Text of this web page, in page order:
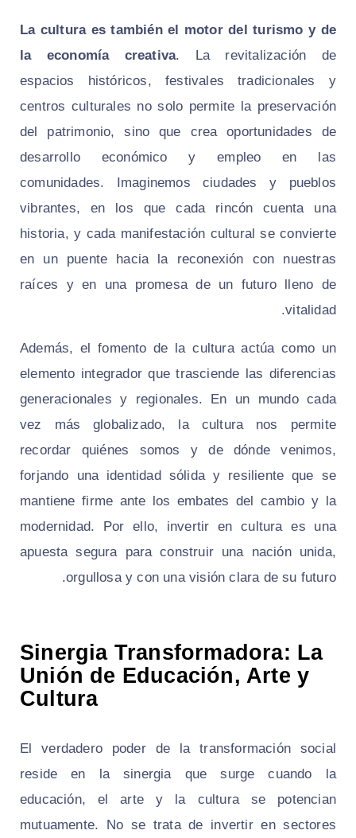
La cultura es también el motor del turismo y de
la economía creativa. La revitalización de
espacios históricos, festivales tradicionales y
centros culturales no solo permite la preservación
del patrimonio, sino que crea oportunidades de
desarrollo económico y empleo en las
comunidades. Imaginemos ciudades y pueblos
vibrantes, en los que cada rincón cuenta una
historia, y cada manifestación cultural se convierte
en un puente hacia la reconexión con nuestras
raíces y en una promesa de un futuro lleno de
vitalidad.
Además, el fomento de la cultura actúa como un
elemento integrador que trasciende las diferencias
generacionales y regionales. En un mundo cada
vez más globalizado, la cultura nos permite
recordar quiénes somos y de dónde venimos,
forjando una identidad sólida y resiliente que se
mantiene firme ante los embates del cambio y la
modernidad. Por ello, invertir en cultura es una
apuesta segura para construir una nación unida,
orgullosa y con una visión clara de su futuro.
Sinergia Transformadora: La
Unión de Educación, Arte y
Cultura
El verdadero poder de la transformación social
reside en la sinergia que surge cuando la
educación, el arte y la cultura se potencian
mutuamente. No se trata de invertir en sectores